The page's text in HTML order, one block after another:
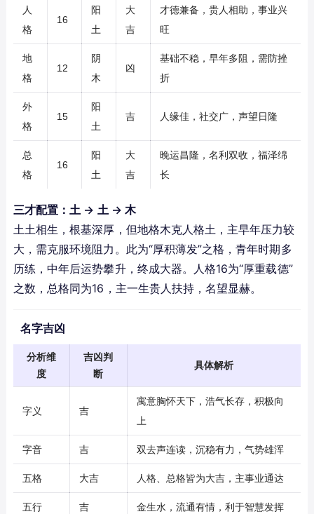
人
格
16
阳
土
大
吉
才德兼备，贵人相助，事业兴
旺
地
格
12
阴
木
凶
基础不稳，早年多阻，需防挫
折
外
格
15
阳
土
吉 人缘佳，社交广，声望日隆
总
格
16
阳
土
大
吉
晚运昌隆，名利双收，福泽绵
长
三才配置：土 → 土 → 木
土土相生，根基深厚，但地格木克人格土，主早年压力较
大，需克服环境阻力。此为“厚积薄发”之格，青年时期多
历练，中年后运势攀升，终成大器。人格16为“厚重载德”
之数，总格同为16，主一生贵人扶持，名望显赫。
名字吉凶
分析维
度
吉凶判
断
具体解析
字义 吉
寓意胸怀天下，浩气长存，积极向
上
字音 吉 双去声连读，沉稳有力，气势雄浑
五格 大吉 人格、总格皆为大吉，主事业通达
五行 吉 金生水，流通有情，利于智慧发挥